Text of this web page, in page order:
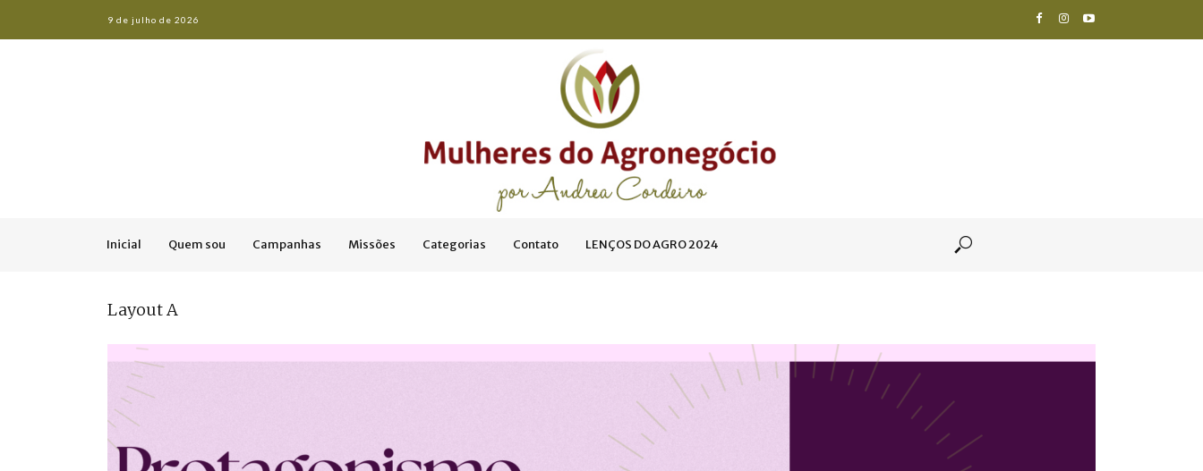
9 de julho de 2026
Inicial Quem sou Campanhas Missões Categorias Contato LENÇOS DO AGRO 2024
Layout A